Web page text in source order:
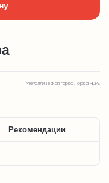
Металлическая горка, Горка HDPE
Рекомендации